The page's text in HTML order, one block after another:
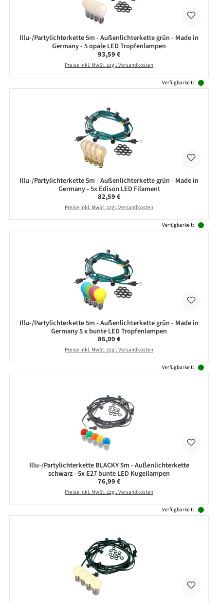
Illu-/Partylichterkette 5m - Außenlichterkette grün - Made in
Germany - 5 opale LED Tropfenlampen
Regulärer Preis:
93,59 €
Preise inkl. MwSt. zzgl. Versandkosten
Verfügbarkeit:
Illu-/Partylichterkette 5m - Außenlichterkette grün - Made in
Germany - 5x Edison LED Filament
Regulärer Preis:
82,59 €
Preise inkl. MwSt. zzgl. Versandkosten
Verfügbarkeit:
Illu-/Partylichterkette 5m - Außenlichterkette grün - Made in
Germany 5 x bunte LED Tropfenlampen
Regulärer Preis:
86,99 €
Preise inkl. MwSt. zzgl. Versandkosten
Verfügbarkeit:
Illu-/Partylichterkette BLACKY 5m - Außenlichterkette
schwarz - 5x E27 bunte LED Kugellampen
Regulärer Preis:
76,99 €
Preise inkl. MwSt. zzgl. Versandkosten
Verfügbarkeit: